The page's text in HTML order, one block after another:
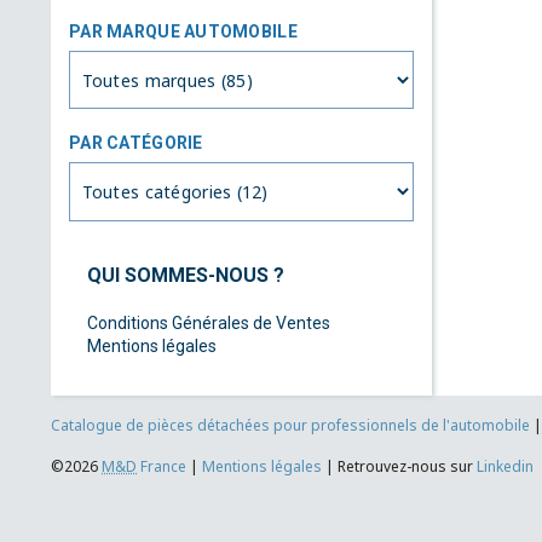
PAR MARQUE AUTOMOBILE
PAR CATÉGORIE
QUI SOMMES-NOUS ?
Conditions Générales de Ventes
Mentions légales
Catalogue de pièces détachées pour professionnels de l'automobile |
©2026 M&D France | Mentions légales | Retrouvez-nous sur Linkedin